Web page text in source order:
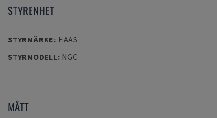
STYRENHET
STYRMÄRKE: HAAS
STYRMODELL: NGC
MÅTT